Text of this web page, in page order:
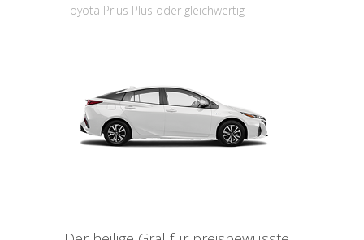
Toyota Prius Plus oder gleichwertig